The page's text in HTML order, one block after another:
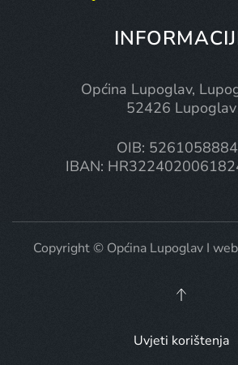
Općina Lupoglav,
52426 Lupoglav
OIB:
IBAN:
Copyright © Općina Lupoglav I
Uvjeti korištenja